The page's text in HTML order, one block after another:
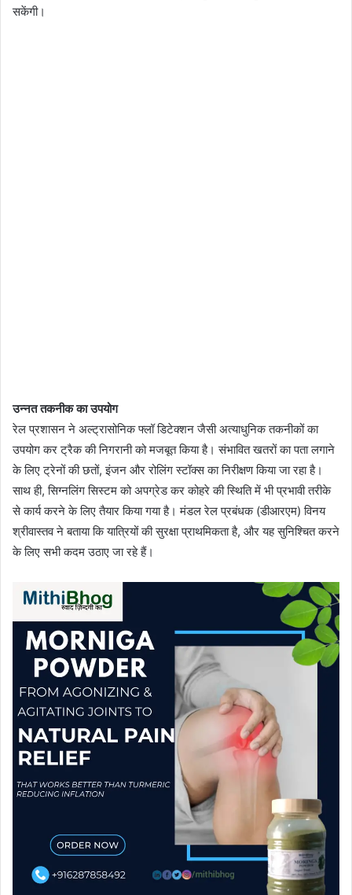
सकेंगी।
उन्नत तकनीक का उपयोग
रेल प्रशासन ने अल्ट्रासोनिक फ्लॉ डिटेक्शन जैसी अत्याधुनिक तकनीकों का
उपयोग कर ट्रैक की निगरानी को मजबूत किया है। संभावित खतरों का पता लगाने
के लिए ट्रेनों की छतों, इंजन और रोलिंग स्टॉक्स का निरीक्षण किया जा रहा है।
साथ ही, सिग्नलिंग सिस्टम को अपग्रेड कर कोहरे की स्थिति में भी प्रभावी तरीके
से कार्य करने के लिए तैयार किया गया है। मंडल रेल प्रबंधक (डीआरएम) विनय
श्रीवास्तव ने बताया कि यात्रियों की सुरक्षा प्राथमिकता है, और यह सुनिश्चित करने
के लिए सभी कदम उठाए जा रहे हैं।